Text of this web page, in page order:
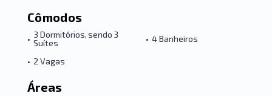
Cômodos
• 3 Dormitórios, sendo 3
Suítes
• 4 Banheiros
• 2 Vagas
Áreas